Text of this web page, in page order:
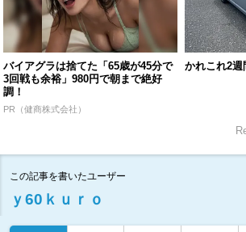
バイアグラは捨てた「65歳が45分で
3回戦も余裕」980円で朝まで絶好
調！
PR（健商株式会社）
かれこれ2週
この記事を書いたユーザー
ｙ60ｋｕｒｏ